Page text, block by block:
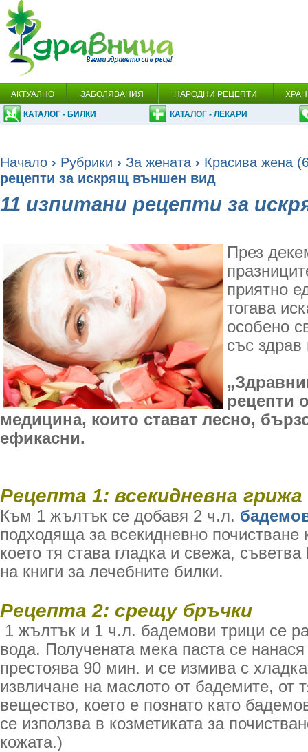
АКТУАЛНО ЗАБОЛЯВАНИЯ НАРОДНИ РЕЦЕПТИ
КАТАЛОГ - БИЛКИ КАТАЛОГ - ЛЕКАРИ
Начало › Рубрики › За жената › Красива жена
рецепти за искрящ външен вид
11 изпитани рецепти за
През
приятно
тогава
особено
със
рецепти
медицина, които стават лесно,
ефикасни.
Рецепта 1: всекидневна грижа
Към 1 жълтък се добавя 2 ч.л.
подходяща за всекидневно почистване
което тя става гладка и свежа,
на книги за лечебните билки.
Рецепта 2: срещу бръчки
1 жълтък и 1 ч.л. бадемови трици се
вода. Получената мека паста се
престоява 90 мин. и се измива с
извличане на маслото от бадемите, от
вещество, което е познато като
се използва в козметиката за
кожата.)